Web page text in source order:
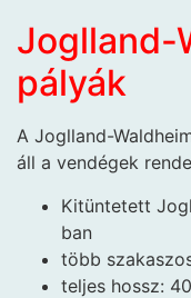
Joglland-
pályák
A Joglland-
áll a vendégek
Kitüntetett
ban
több
teljes hossz: